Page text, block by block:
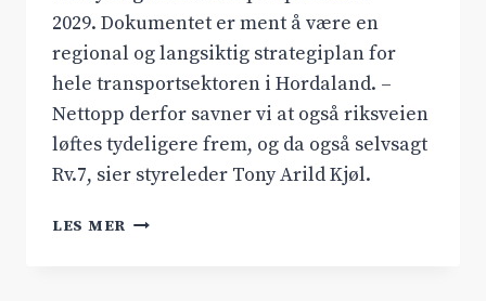
2029. Dokumentet er ment å være en
regional og langsiktig strategiplan for
hele transportsektoren i Hordaland. –
Nettopp derfor savner vi at også riksveien
løftes tydeligere frem, og da også selvsagt
Rv.7, sier styreleder Tony Arild Kjøl.
LES MER HØRINGSUTTALE